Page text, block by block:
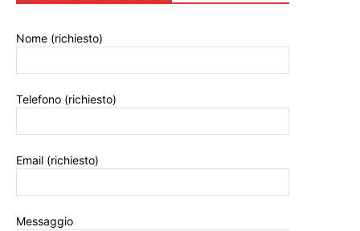
Nome (richiesto)
Telefono (richiesto)
Email (richiesto)
Messaggio